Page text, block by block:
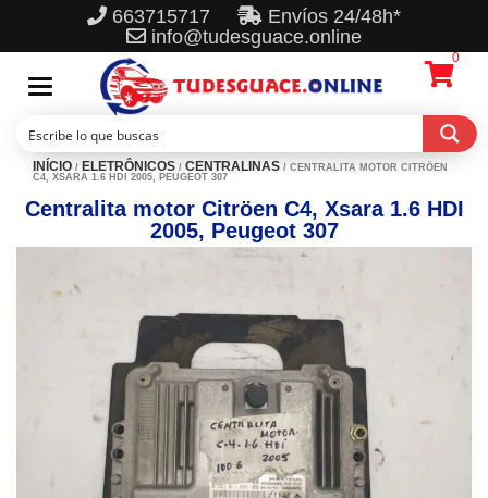
663715717
Envíos 24/48h*
info@tudesguace.online
Toggle
navigation
0
INÍCIO / ELETRÔNICOS / CENTRALINAS / CENTRALITA MOTOR CITRÖEN
C4, XSARA 1.6 HDI 2005, PEUGEOT 307
Centralita motor Citröen C4, Xsara 1.6 HDI
2005, Peugeot 307